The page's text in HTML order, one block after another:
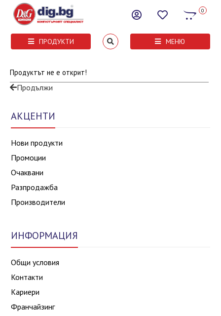
0
ПРОДУКТИ МЕНЮ
Продуктът не е открит!
Продължи
АКЦЕНТИ
Нови продукти
Промоции
Очаквани
Разпродажба
Производители
ИНФОРМАЦИЯ
Общи условия
Контакти
Кариери
Франчайзинг